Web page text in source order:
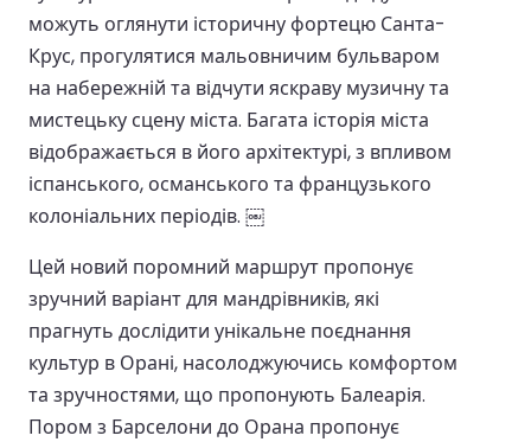
можуть оглянути історичну фортецю Санта-
Крус, прогулятися мальовничим бульваром
на набережній та відчути яскраву музичну та
мистецьку сцену міста. Багата історія міста
відображається в його архітектурі, з впливом
іспанського, османського та французького
колоніальних періодів. ￼
Цей новий поромний маршрут пропонує
зручний варіант для мандрівників, які
прагнуть дослідити унікальне поєднання
культур в Орані, насолоджуючись комфортом
та зручностями, що пропонують Балеарія.
Пором з Барселони до Орана пропонує